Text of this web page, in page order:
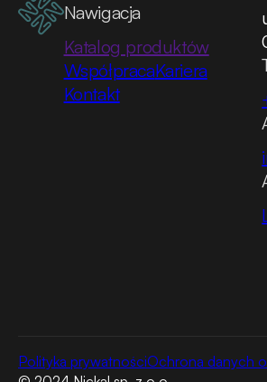
Nawigacja
Katalog produktów
WspółpracaKariera
Kontakt
Polityka prywatnościOchrona danych